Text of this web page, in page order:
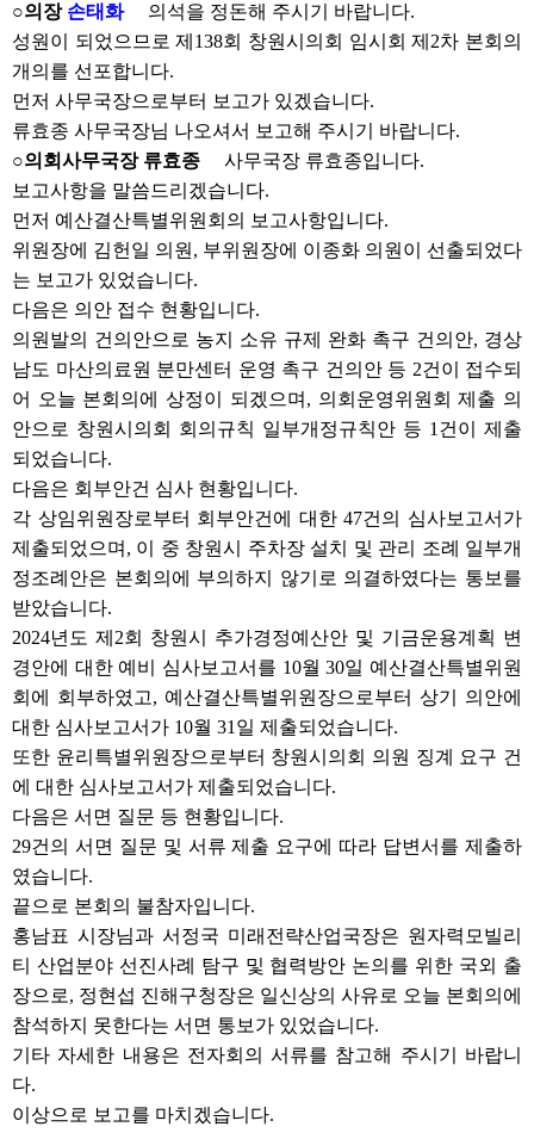
○의장 손태화
의석을 정돈해 주시기 바랍니다.
성원이 되었으므로 제138회 창원시의회 임시회 제2차 본회의
개의를 선포합니다.
먼저 사무국장으로부터 보고가 있겠습니다.
류효종 사무국장님 나오셔서 보고해 주시기 바랍니다.
○의회사무국장 류효종
사무국장 류효종입니다.
보고사항을 말씀드리겠습니다.
먼저 예산결산특별위원회의 보고사항입니다.
위원장에 김헌일 의원, 부위원장에 이종화 의원이 선출되었다
는 보고가 있었습니다.
다음은 의안 접수 현황입니다.
의원발의 건의안으로 농지 소유 규제 완화 촉구 건의안, 경상
남도 마산의료원 분만센터 운영 촉구 건의안 등 2건이 접수되
어 오늘 본회의에 상정이 되겠으며, 의회운영위원회 제출 의
안으로 창원시의회 회의규칙 일부개정규칙안 등 1건이 제출
되었습니다.
다음은 회부안건 심사 현황입니다.
각 상임위원장로부터 회부안건에 대한 47건의 심사보고서가
제출되었으며, 이 중 창원시 주차장 설치 및 관리 조례 일부개
정조례안은 본회의에 부의하지 않기로 의결하였다는 통보를
받았습니다.
2024년도 제2회 창원시 추가경정예산안 및 기금운용계획 변
경안에 대한 예비 심사보고서를 10월 30일 예산결산특별위원
회에 회부하였고, 예산결산특별위원장으로부터 상기 의안에
대한 심사보고서가 10월 31일 제출되었습니다.
또한 윤리특별위원장으로부터 창원시의회 의원 징계 요구 건
에 대한 심사보고서가 제출되었습니다.
다음은 서면 질문 등 현황입니다.
29건의 서면 질문 및 서류 제출 요구에 따라 답변서를 제출하
였습니다.
끝으로 본회의 불참자입니다.
홍남표 시장님과 서정국 미래전략산업국장은 원자력모빌리
티 산업분야 선진사례 탐구 및 협력방안 논의를 위한 국외 출
장으로, 정현섭 진해구청장은 일신상의 사유로 오늘 본회의에
참석하지 못한다는 서면 통보가 있었습니다.
기타 자세한 내용은 전자회의 서류를 참고해 주시기 바랍니
다.
이상으로 보고를 마치겠습니다.